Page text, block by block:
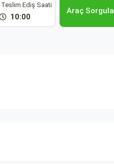
Teslim Ediş Saati
10:00
Araç Sorgula